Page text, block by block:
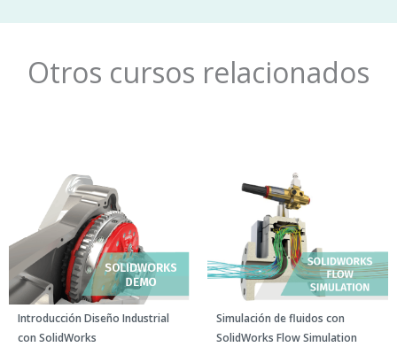
Otros cursos relacionados
Introducción Diseño Industrial
con SolidWorks
Simulación de fluidos con
SolidWorks Flow Simulation​